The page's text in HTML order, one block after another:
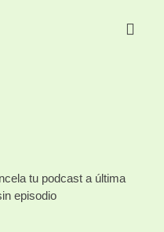
tu podcast a última
episodio